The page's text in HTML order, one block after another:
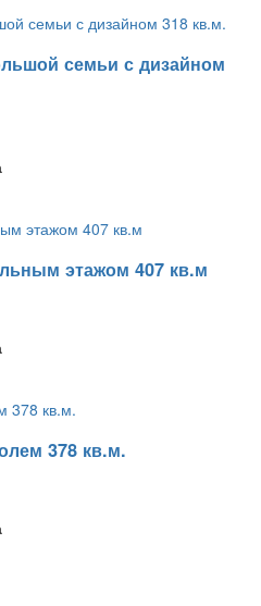
семьи с дизайном
этажом 407 кв.м
378 кв.м.